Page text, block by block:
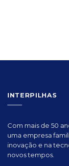
INTERPILHAS
Com mais de 50
uma empresa
inovação e na
novos tempos.